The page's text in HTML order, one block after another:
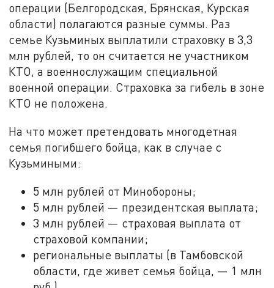
операции (Белгородская, Брянская, Курская
области) полагаются разные суммы. Раз
семье Кузьминых выплатили страховку в 3,3
млн рублей, то он считается не участником
КТО, а военнослужащим специальной
военной операции. Страховка за гибель в зоне
КТО не положена.
На что может претендовать многодетная
семья погибшего бойца, как в случае с
Кузьмиными:
5 млн рублей от Минобороны;
5 млн рублей — президентская выплата;
3 млн рублей — страховая выплата от
страховой компании;
региональные выплаты (в Тамбовской
области, где живет семья бойца, — 1 млн